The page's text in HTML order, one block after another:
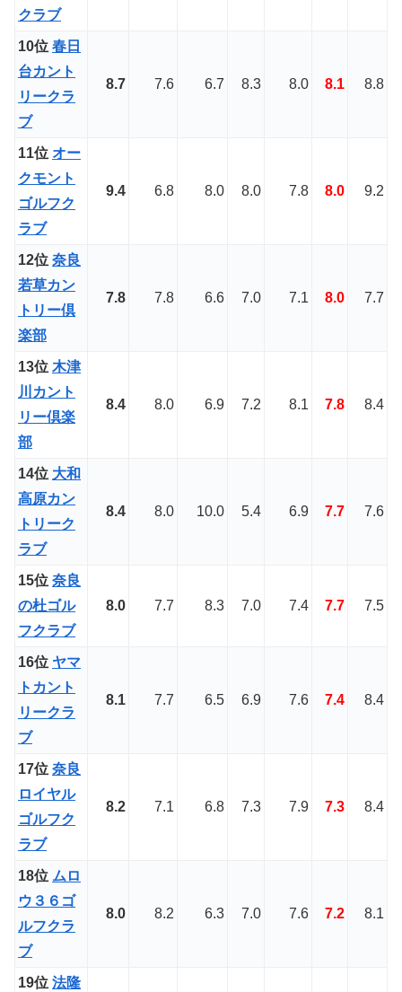
クラブ
10位 春日
台カント
リークラ
ブ
8.7 7.6 6.7 8.3 8.0 8.1 8.8
11位 オー
クモント
ゴルフク
ラブ
9.4 6.8 8.0 8.0 7.8 8.0 9.2
12位 奈良
若草カン
トリー倶
楽部
7.8 7.8 6.6 7.0 7.1 8.0 7.7
13位 木津
川カント
リー倶楽
部
8.4 8.0 6.9 7.2 8.1 7.8 8.4
14位 大和
高原カン
トリーク
ラブ
8.4 8.0 10.0 5.4 6.9 7.7 7.6
15位 奈良
の杜ゴル
フクラブ
8.0 7.7 8.3 7.0 7.4 7.7 7.5
16位 ヤマ
トカント
リークラ
ブ
8.1 7.7 6.5 6.9 7.6 7.4 8.4
17位 奈良
ロイヤル
ゴルフク
ラブ
8.2 7.1 6.8 7.3 7.9 7.3 8.4
18位 ムロ
ウ３６ゴ
ルフクラ
ブ
8.0 8.2 6.3 7.0 7.6 7.2 8.1
19位 法隆